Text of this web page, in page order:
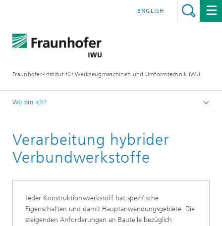
Fraunhofer-Institut für Werkzeugmaschinen und Umformtechnik IWU
ENGLISH
Wo bin ich?
Forschung
Umformtechnik
Verarbeitung hybrider
Verbundwerkstoffe
Jeder Konstruktionswerkstoff hat spezifische
Eigenschaften und damit Hauptanwendungsgebiete. Die
steigenden Anforderungen an Bauteile bezüglich